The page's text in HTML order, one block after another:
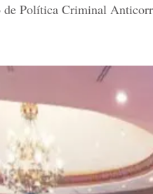
Política Criminal